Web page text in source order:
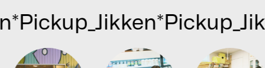
Jikken*Pickup_